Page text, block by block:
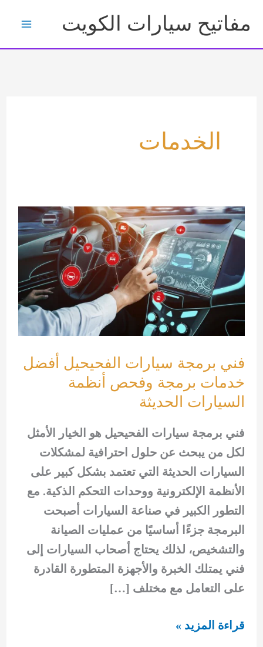
إلى
المحتوى
مفاتيح سيارات الكويت
الخدمات
فني برمجة سيارات الفحيحيل أفضل
خدمات برمجة وفحص أنظمة
السيارات الحديثة
فني برمجة سيارات الفحيحيل هو الخيار الأمثل
لكل من يبحث عن حلول احترافية لمشكلات
السيارات الحديثة التي تعتمد بشكل كبير على
الأنظمة الإلكترونية ووحدات التحكم الذكية. مع
التطور الكبير في صناعة السيارات أصبحت
البرمجة جزءًا أساسيًا من عمليات الصيانة
والتشخيص، لذلك يحتاج أصحاب السيارات إلى
فني يمتلك الخبرة والأجهزة المتطورة القادرة
على التعامل مع مختلف […]
فني
قراءة المزيد »